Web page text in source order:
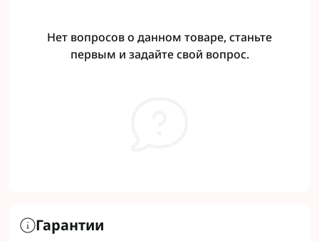
Нет вопросов о данном товаре, станьте
первым и задайте свой вопрос.
Гарантии